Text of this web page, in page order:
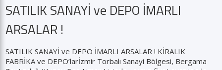
SATILIK SANAYİ ve DEPO İMARLI
ARSALAR !
SATILIK SANAYİ ve DEPO İMARLI ARSALAR ! KİRALIK
FABRİKA ve DEPO’larİzmir Torbalı Sanayi Bölgesi, Bergama